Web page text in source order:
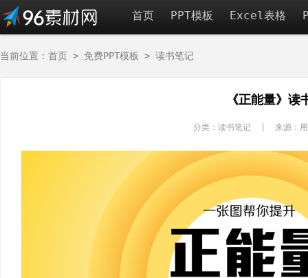
首页 PPT模板 Excel表格
当前位置： 首页 > 免费PPT模板 > 读书笔记
《正能量》读
分类：读书笔记 | 来源：